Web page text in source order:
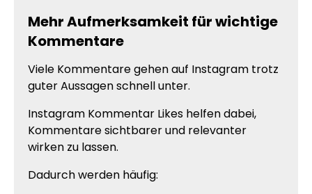
Mehr Aufmerksamkeit für wichtige
Kommentare
Viele Kommentare gehen auf Instagram trotz
guter Aussagen schnell unter.
Instagram Kommentar Likes helfen dabei,
Kommentare sichtbarer und relevanter
wirken zu lassen.
Dadurch werden häufig: